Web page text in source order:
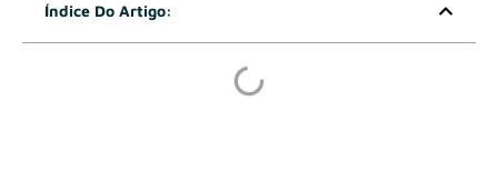
Índice Do Artigo: